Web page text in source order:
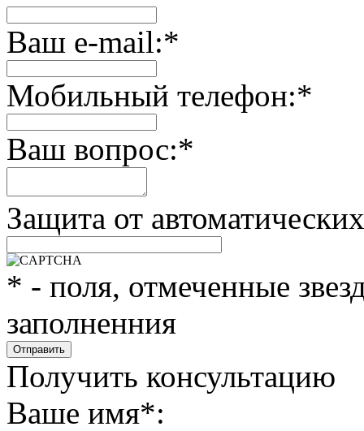
Ваш e-mail:*
Мобильный телефон:*
Ваш вопрос:*
Защита от
* - поля, отмеченные
заполненния
Получить консультацию
Ваше имя*: